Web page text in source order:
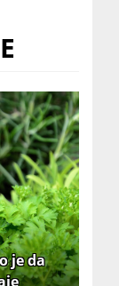
je da